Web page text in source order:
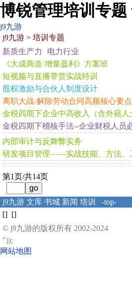
博锐管理培训专
j9九游
j9九游 > 培训专题
新质生产力
电力行业
《大成商道·增量盈利》方案班
短视频与直播带货实战特训
股权激励与合伙人制度设计
离职大战-解除劳动合同高频核心要
金税四期下企业中高收入（含外籍人
金税四期下稽核手法--企业财税人员
内部审计与反舞弊实务
研发项目管理——实战技能、方法、
第1页/共14页
j9九游 文库 书城 新闻 培训
-top-
[] []
© j9九游的版权所有 2002-2024
"));
网站地图